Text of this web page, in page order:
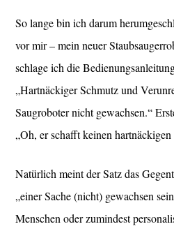
So lange bin ich darum
vor mir – mein neuer
schlage ich die
„Hartnäckiger Schmutz und
Saugroboter nicht gewachsen.“
„Oh, er schafft keinen
Natürlich meint der Satz das
„einer Sache (nicht) gewachsen
Menschen oder zumindest